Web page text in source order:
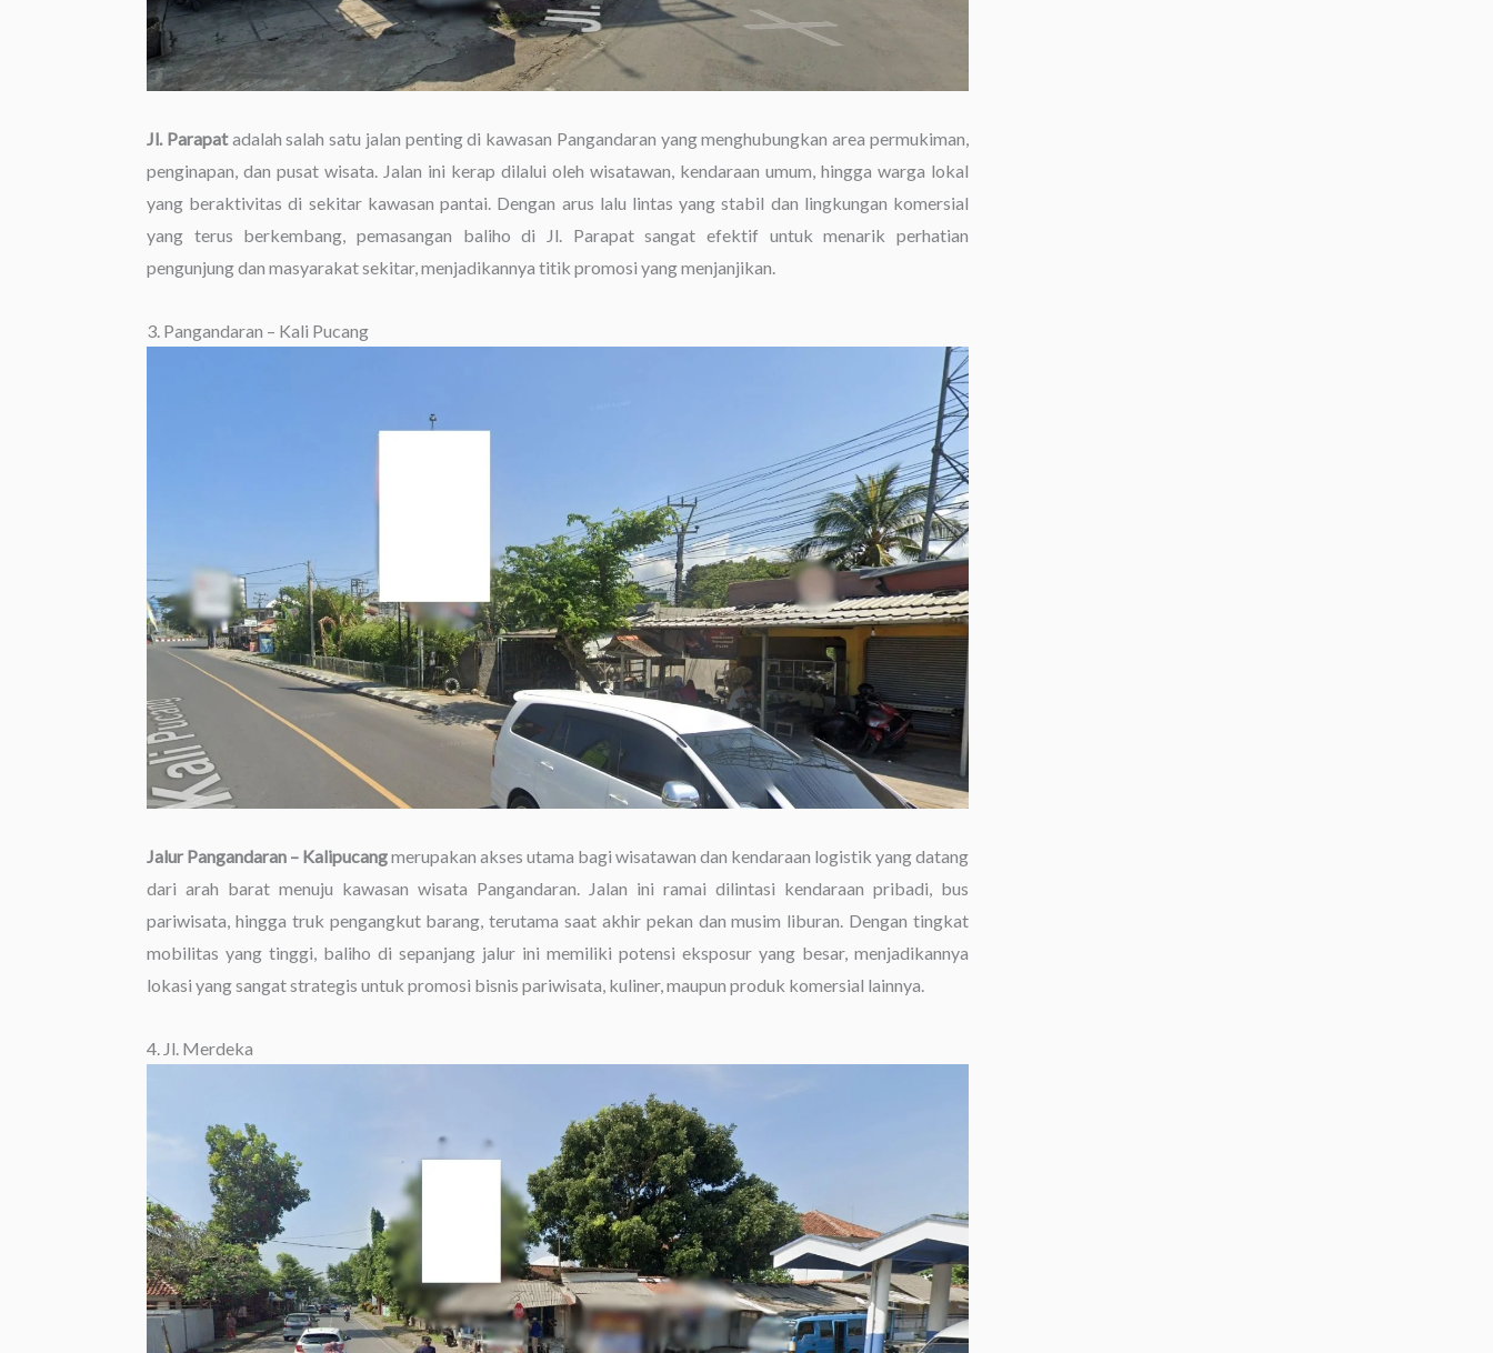
Jl. Parapatadalah salah satu jalan penting di kawasan Pangandaran yang menghubungkan area permukiman,
penginapan, dan pusat wisata. Jalan ini kerap dilalui oleh wisatawan, kendaraan umum, hingga warga lokal
yang beraktivitas di sekitar kawasan pantai. Dengan arus lalu lintas yang stabil dan lingkungan komersial
yang terus berkembang, pemasangan baliho di Jl. Parapat sangat efektif untuk menarik perhatian
pengunjung dan masyarakat sekitar, menjadikannya titik promosi yang menjanjikan.
3. Pangandaran – Kali Pucang
Jalur Pangandaran – Kalipucangmerupakan akses utama bagi wisatawan dan kendaraan logistik yang datang
dari arah barat menuju kawasan wisata Pangandaran. Jalan ini ramai dilintasi kendaraan pribadi, bus
pariwisata, hingga truk pengangkut barang, terutama saat akhir pekan dan musim liburan. Dengan tingkat
mobilitas yang tinggi, baliho di sepanjang jalur ini memiliki potensi eksposur yang besar, menjadikannya
lokasi yang sangat strategis untuk promosi bisnis pariwisata, kuliner, maupun produk komersial lainnya.
4. Jl. Merdeka